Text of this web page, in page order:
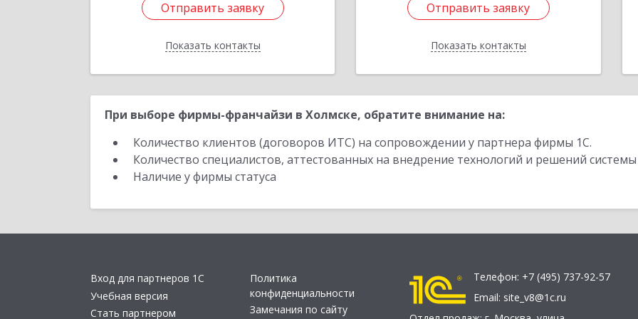
Отправить заявку
Показать контакты
Отправить заявку
Назад
Отправить заявку
Показать контакты
Отправить заявку
Назад
При выборе фирмы-франчайзи в Холмске, обратите внимание на:
Количество клиентов (договоров ИТС) на сопровождении у партнера фирмы 1С.
Количество специалистов, аттестованных на внедрение технологий и решений
Наличие у фирмы статуса
Вход для партнеров 1С
Учебная версия
Стать партнером
Политика
конфиденциальности
Замечания по сайту
Телефон: +7 (495) 737-92-57
Email: site_v8@1c.ru